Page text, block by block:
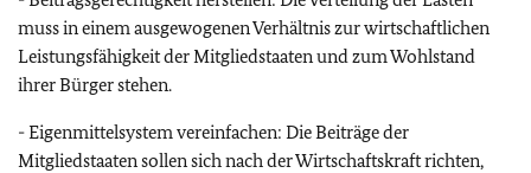
muss in einem ausgewogenen Verhältnis zur wirtschaftlichen
Leistungsfähigkeit der Mitgliedstaaten und zum Wohlstand
ihrer Bürger stehen.
- Eigenmittelsystem vereinfachen: Die Beiträge der
Mitgliedstaaten sollen sich nach der Wirtschaftskraft richten,